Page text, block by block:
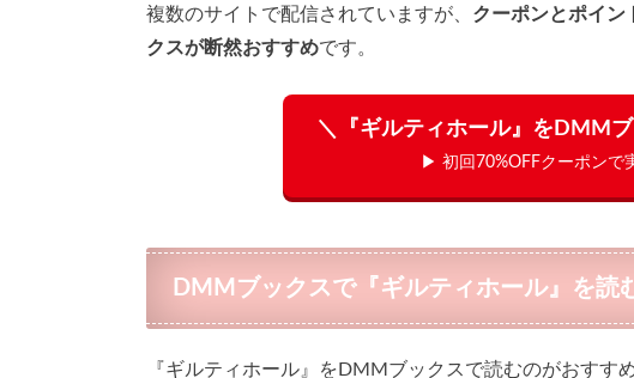
複数のサイトで配信されていますが、 クーポンとポイン
クスが断然おすすめです。
＼『ギルティホール』をDMM
▶ 初回70%OFFクーポンで
DMMブックスで『ギルティホール』を読
『ギルティホール』をDMMブックスで読むのがおすす